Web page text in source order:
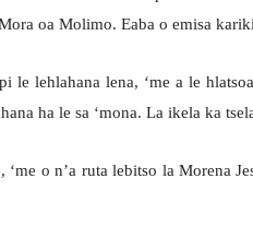
oa Molimo. Eaba o emisa
le lehlahana lena, ‘me a le
ha le sa ‘mona. La ikela ka
o n’a ruta lebitso la Morena